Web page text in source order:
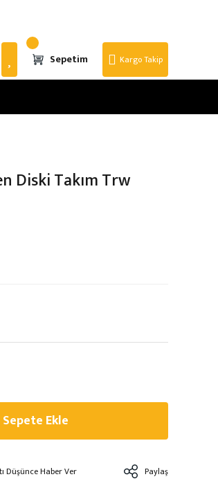
Sepetim Kargo Takip
Diski Takım Trw
Sepete Ekle
Düşünce Haber Ver Paylaş